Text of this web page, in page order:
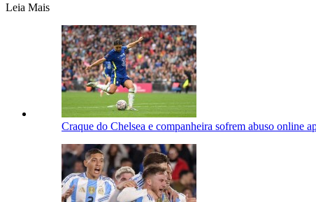
Leia Mais
Craque do Chelsea e companheira sofrem abuso online